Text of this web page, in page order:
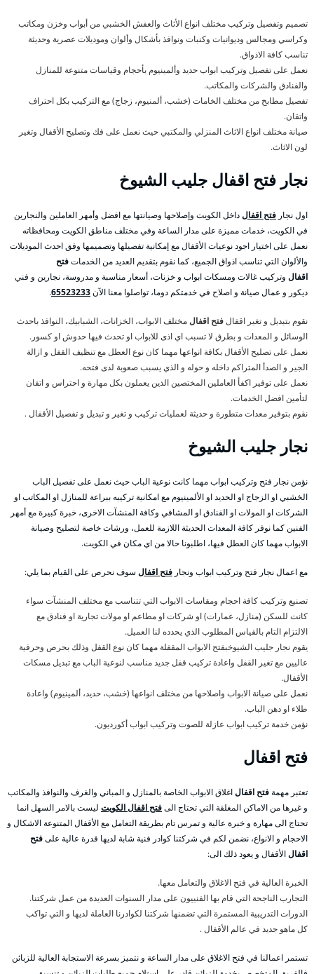
تصميم وتفصيل وتركيب مختلف انواع الأثاث والعفش الخشبي من أبواب وخزن ومكاتب
وكراسي ومجالس وديوانيات وكنبات ونوافذ بأشكال وألوان وموديلات عصرية وحديثة
تناسب كافة الاذواق.
نعمل على تفصيل وتركيب ابواب حديد وألمينيوم بأحجام وقياسات متنوعة للمنازل
والفنادق والشركات والمكاتب.
تفصيل مطابخ من مختلف الخامات (خشب، ألمنيوم، زجاج) مع التركيب بكل احتراف
واتقان.
صيانة مختلف انواع الاثاث المنزلي والمكتبي حيث نعمل على فك وتصليح الأقفال وتغير
لون الاثاث.
نجار فتح اقفال جليب الشيوخ
اول نجار فتح اقفالداخل الكويت وإصلاحها وصيانتها مع افضل وأمهر العاملين والنجارين
في الكويت، خدمات مميزة على مدار الساعة وفي مختلف مناطق الكويت ومحافظاته
نعمل على اختيار اجود نوعيات الأقفال مع إمكانية تفصيلها وتصميمها وفق احدث الموديلات
والألوان التي تناسب اذواق الجميع، كما نقوم بتقديم العديد من الخدماتفتح
اقفال وتركيب غالات ومسكات ابواب و خزنات، أسعار مناسبة و مدروسة، نجارين و فني
ديكور و عمال صيانة و اصلاح في خدمتكم دوما، تواصلوا معنا الآن65523233
.
نقوم بتبديل و تغير اقفالفتح اقفالمختلف الابواب، الخزانات، الشبابيك، النوافذ باحدث
الوسائل و المعدات و بطرق لا تسبب اي اذى للابواب او تحدث فيها حدوش او كسور.
نعمل على تصليح الأقفال بكافة انواعها مهما كان نوع العطل مع تنظيف القفل و ازالة
الجير و الصدأ المتراكم داخله و حوله و الذي يسبب صعوبة لدى فتحه.
نعمل على توفير اكفأ العاملين المختصين الذين يعملون بكل مهارة و احتراس و اتقان
لتأمين افضل الخدمات.
نقوم بتوفير معدات متطورة و حديثة لعمليات تركيب و تغير و تبديل و تفصيل الأقفال .
نجار جليب الشيوخ
نؤمن نجار فتح وتركيب ابواب مهما كانت نوعية الباب حيث نعمل على تفصيل الباب
الخشبي او الزجاج او الحديد او الألمينيوم مع امكانية تركيبه ببراعة للمنازل او المكاتب او
الشركات او المولات او الفنادق او المشافي وكافة المنشآت الاخرى، خبرة كبيرة مع أمهر
الفنين كما نوفر كافة المعدات الحديثة اللازمة للعمل، ورشات خاصة لتصليح وصيانة
الابواب مهما كان العطل فيها، اطلبونا حالا من اي مكان في الكويت.
مع اعمال نجار فتح وتركيب ابواب ونجار فتح اقفال سوف نحرص على القيام بما يلي:
تصنيع وتركيب كافة احجام ومقاسات الابواب التي تتناسب مع مختلف المنشآت سواء
كانت للسكن (منازل، عمارات) او شركات او مطاعم او مولات تجارية او فنادق مع
الالتزام التام بالقياس المطلوب الذي يحدده لنا العميل.
يقوم نجار جليب الشيوخبفتح الابواب المقفلة مهما كان نوع القفل وذلك بحرص وحرفية
عاليين مع تغير القفل واعادة تركيب قفل جديد مناسب لنوعية الباب مع تبديل مسكات
الأقفال.
نعمل على صيانة الابواب واصلاحها من مختلف انواعها (خشب، حديد، ألمينيوم) واعادة
طلاء او دهن الباب.
نؤمن خدمة تركيب ابواب عازلة للصوت وتركيب ابواب أكورديون.
فتح اقفال
تعتبر مهمةفتح اقفالاغلاق الابواب الخاصة بالمنازل و المباني والغرف والنوافذ والمكاتب
و غيرها من الاماكن المغلقة التي تحتاج الىفتح اقفال الكويت ليست بالامر السهل انما
تحتاج الى مهارة و خبرة عالية و تمرس تام بطريقة التعامل مع الأقفال المتنوعة الاشكال و
الاحجام و الانواع، نضمن لكم في شركتنا كوادر فنية شابة لديها قدرة عالية علىفتح
اقفالالأقفال و يعود ذلك الى:
الخبرة العالية في فتح الاغلاق والتعامل معها.
التجارب الناجحة التي قام بها الفنييون على مدار السنوات العديدة من عمل شركتنا.
الدورات التدريبية المستمرة التي تضمنها شركتنا لكوادرنا العاملة لديها و التي تواكب
كل ماهو جديد في عالم الأقفال .
تستمر اعمالنا في فتح الاغلاق على مدار الساعة و نتميز بسرعة الاستجابة العالية للزبائن